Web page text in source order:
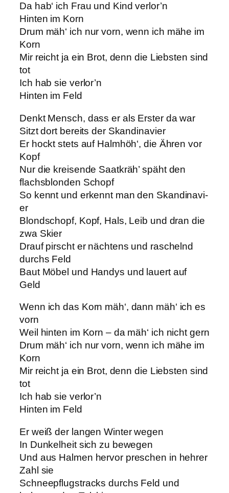
Da hab‘ ich Frau und Kind verlor’n
Hinten im Korn
Drum mäh‘ ich nur vorn, wenn ich mähe im
Korn
Mir reicht ja ein Brot, denn die Liebsten sind
tot
Ich hab sie verlor’n
Hinten im Feld
Denkt Mensch, dass er als Erster da war
Sitzt dort bereits der Skandinavier
Er hockt stets auf Halmhöh‘, die Ähren vor
Kopf
Nur die kreisende Saatkräh’ späht den
flachsblonden Schopf
So kennt und erkennt man den Skandinavi-
er
Blondschopf, Kopf, Hals, Leib und dran die
zwa Skier
Drauf pirscht er nächtens und raschelnd
durchs Feld
Baut Möbel und Handys und lauert auf
Geld
Wenn ich das Korn mäh‘, dann mäh‘ ich es
vorn
Weil hinten im Korn – da mäh‘ ich nicht gern
Drum mäh‘ ich nur vorn, wenn ich mähe im
Korn
Mir reicht ja ein Brot, denn die Liebsten sind
tot
Ich hab sie verlor’n
Hinten im Feld
Er weiß der langen Winter wegen
In Dunkelheit sich zu bewegen
Und aus Halmen hervor preschen in hehrer
Zahl sie
Schneepflugstracks durchs Feld und